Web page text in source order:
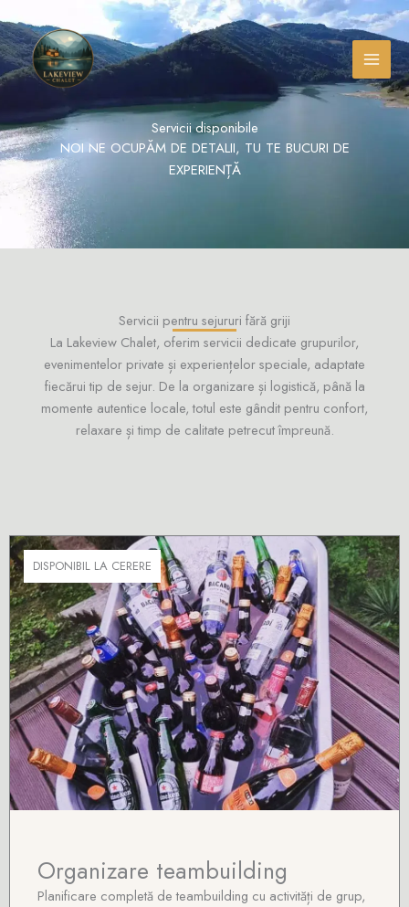
to
content
Servicii disponibile
NOI NE OCUPĂM DE DETALII, TU TE BUCURI DE
EXPERIENȚĂ
Servicii pentru sejururi fără griji
La Lakeview Chalet, oferim servicii dedicate grupurilor,
evenimentelor private și experiențelor speciale, adaptate
fiecărui tip de sejur. De la organizare și logistică, până la
momente autentice locale, totul este gândit pentru confort,
relaxare și timp de calitate petrecut împreună.
DISPONIBIL LA CERERE
Organizare teambuilding
Planificare completă de teambuilding cu activități de grup,
Facebook
Instagram
TikTok